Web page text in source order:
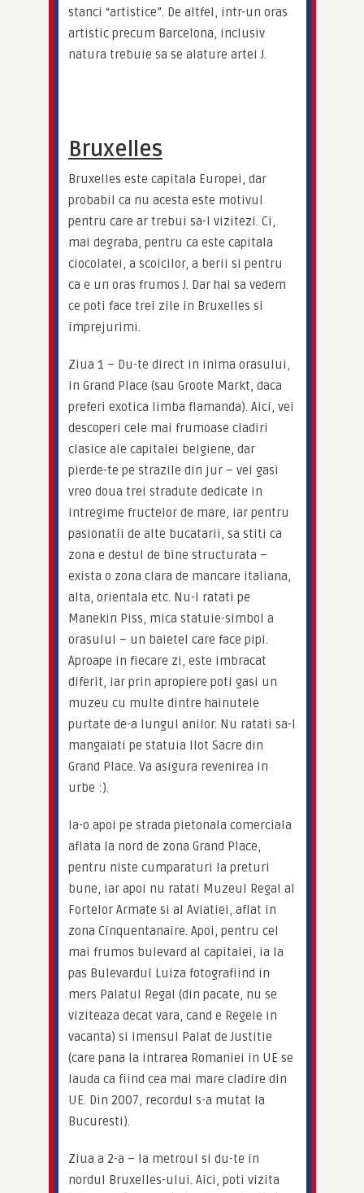
stanci “artistice”. De altfel, intr-un oras
artistic precum Barcelona, inclusiv
natura trebuie sa se alature artei J.
Bruxelles
Bruxelles este capitala Europei, dar
probabil ca nu acesta este motivul
pentru care ar trebui sa-l vizitezi. Ci,
mai degraba, pentru ca este capitala
ciocolatei, a scoicilor, a berii si pentru
ca e un oras frumos J. Dar hai sa vedem
ce poti face trei zile in Bruxelles si
imprejurimi.
Ziua 1 – Du-te direct in inima orasului,
in Grand Place (sau Groote Markt, daca
preferi exotica limba flamanda). Aici, vei
descoperi cele mai frumoase cladiri
clasice ale capitalei belgiene, dar
pierde-te pe strazile din jur – vei gasi
vreo doua trei stradute dedicate in
intregime fructelor de mare, iar pentru
pasionatii de alte bucatarii, sa stiti ca
zona e destul de bine structurata –
exista o zona clara de mancare italiana,
alta, orientala etc. Nu-l ratati pe
Manekin Piss, mica statuie-simbol a
orasului – un baietel care face pipi.
Aproape in fiecare zi, este imbracat
diferit, iar prin apropiere poti gasi un
muzeu cu multe dintre hainutele
purtate de-a lungul anilor. Nu ratati sa-l
mangaiati pe statuia Ilot Sacre din
Grand Place. Va asigura revenirea in
urbe :).
Ia-o apoi pe strada pietonala comerciala
aflata la nord de zona Grand Place,
pentru niste cumparaturi la preturi
bune, iar apoi nu ratati Muzeul Regal al
Fortelor Armate si al Aviatiei, aflat in
zona Cinquentanaire. Apoi, pentru cel
mai frumos bulevard al capitalei, ia la
pas Bulevardul Luiza fotografiind in
mers Palatul Regal (din pacate, nu se
viziteaza decat vara, cand e Regele in
vacanta) si imensul Palat de Justitie
(care pana la intrarea Romaniei in UE se
lauda ca fiind cea mai mare cladire din
UE. Din 2007, recordul s-a mutat la
Bucuresti).
Ziua a 2-a – Ia metroul si du-te in
nordul Bruxelles-ului. Aici, poti vizita